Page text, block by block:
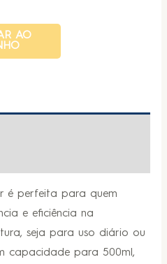
AO
é perfeita para quem
e eficiência na
seja para uso diário ou
capacidade para 500ml,